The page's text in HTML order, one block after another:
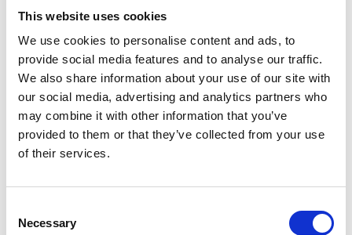
This website uses cookies
We use cookies to personalise content and ads, to
provide social media features and to analyse our traffic.
We also share information about your use of our site with
our social media, advertising and analytics partners who
may combine it with other information that you’ve
provided to them or that they’ve collected from your use
of their services.
Selection
Necessary
Nel 1997, una tempesta di neve particolarmente forte
colpisce l’Altopiano, seppellendo migliaia di capi di
bestiame. Tashi e la sua squadra lavorano senza sosta,
nonostante i computer che si bloccano per via delle
fornire i primi dati in assoluto sulla profondità della